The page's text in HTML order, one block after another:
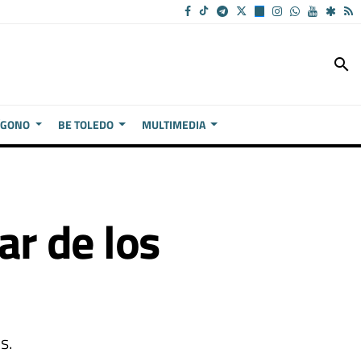
search
BE TOLEDO MULTIMEDIA
de los